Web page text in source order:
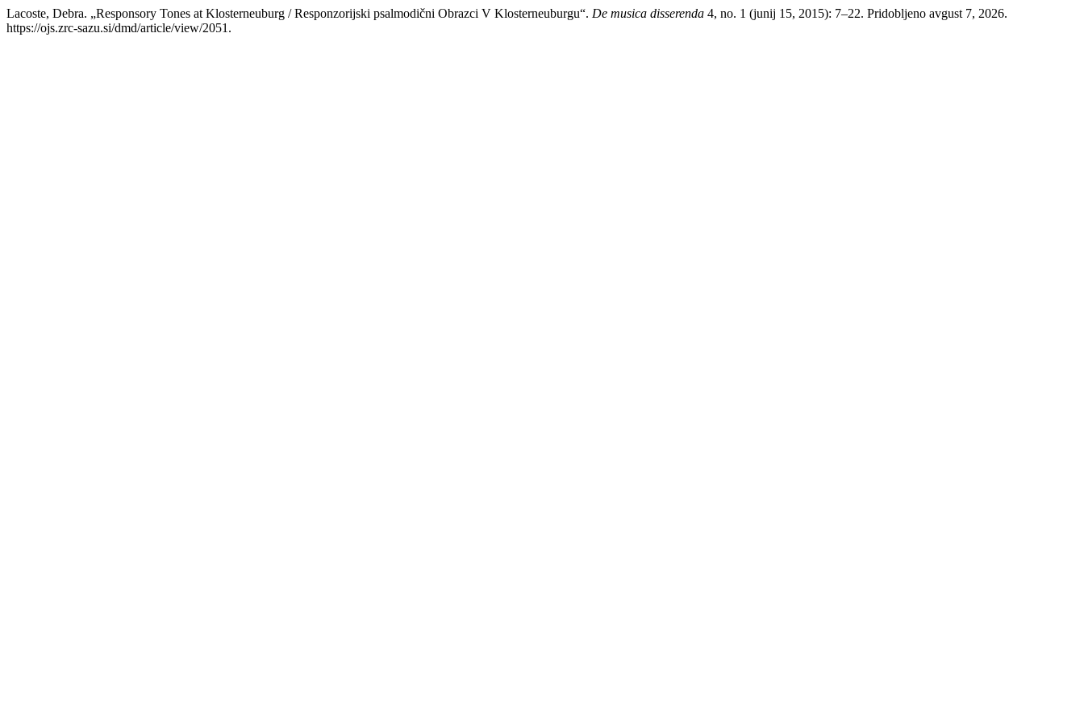
Lacoste, Debra. „Responsory Tones at Klosterneuburg / Responzorijski psalmodični Obrazci V Klosterneuburgu“. De musica disserenda 4, no. 1 (junij 15, 2015): 7–22. Pridobljeno avgust 7, 2026.
https://ojs.zrc-sazu.si/dmd/article/view/2051.